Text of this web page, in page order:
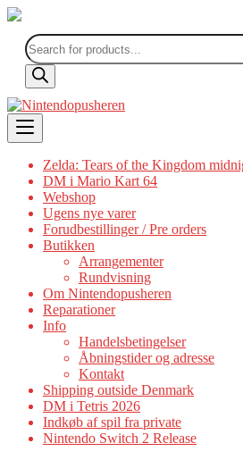
Products
search
Skip
to
content
Zelda: Tears of the Kingdom
DM i Mario Kart 64
Webshop
Ugens nye varer
Forudbestillinger / Pre orders
Butikken
Arrangementer
Rundvisning
Om Nintendopusheren
Reparationer
Info
Handelsbetingelser
Åbningstider og adresse
Kontakt
Shipping outside Denmark
DM i Tetris 2026
Indkøb af spil fra private
Nintendo Switch 2 Release